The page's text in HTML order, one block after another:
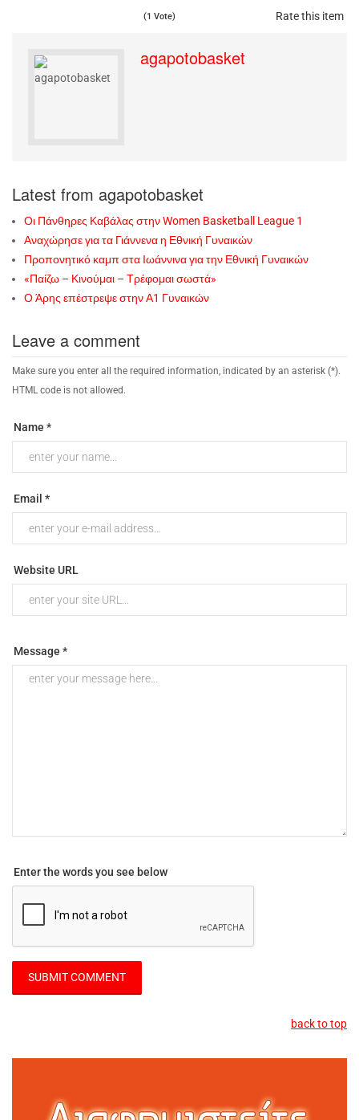
Rate this item
(1 Vote)
agapotobasket
Latest from agapotobasket
Οι Πάνθηρες Καβάλας στην Women Basketball League 1
Αναχώρησε για τα Γιάννενα η Εθνική Γυναικών
Προπονητικό καμπ στα Ιωάννινα για την Εθνική Γυναικών
«Παίζω – Κινούμαι – Τρέφομαι σωστά»
Ο Άρης επέστρεψε στην Α1 Γυναικών
Leave a comment
Make sure you enter all the required information, indicated by an asterisk (*).
HTML code is not allowed.
Name *
Email *
Website URL
Message *
Enter the words you see below
back to top